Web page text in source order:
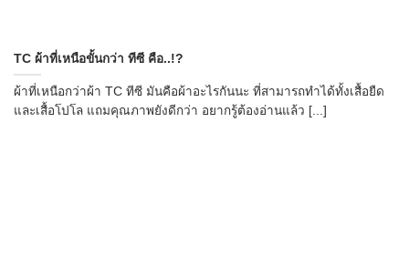
TC ผ้าที่เหนือขั้นกว่า ทีซี คือ..!?
ผ้าที่เหนือกว่าผ้า TC ทีซี มันคือผ้าอะไรกันนะ ที่สามารถทำได้ทั้งเสื้อยืด
และเสื้อโปโล แถมคุณภาพยังดีกว่า อยากรู้ต้องอ่านแล้ว [...]